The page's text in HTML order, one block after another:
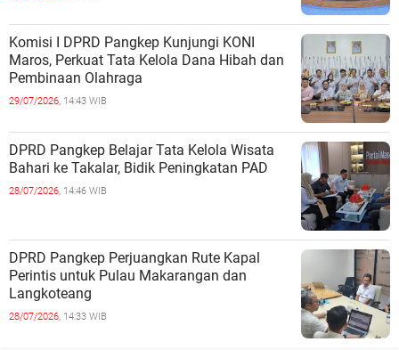
Komisi I DPRD Pangkep Kunjungi KONI
Maros, Perkuat Tata Kelola Dana Hibah dan
Pembinaan Olahraga
29/07/2026, 14:43 WIB
DPRD Pangkep Belajar Tata Kelola Wisata
Bahari ke Takalar, Bidik Peningkatan PAD
28/07/2026, 14:46 WIB
DPRD Pangkep Perjuangkan Rute Kapal
Perintis untuk Pulau Makarangan dan
Langkoteang
28/07/2026, 14:33 WIB